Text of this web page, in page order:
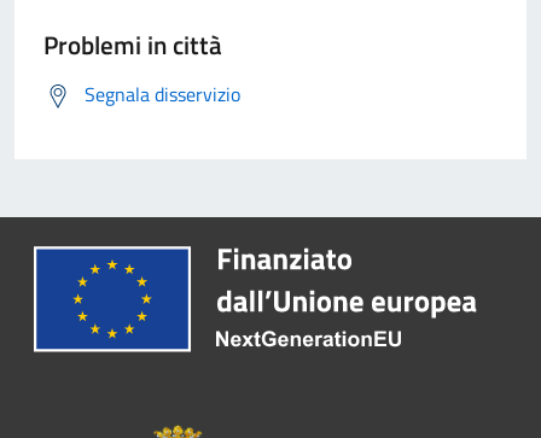
Problemi in città
Segnala disservizio